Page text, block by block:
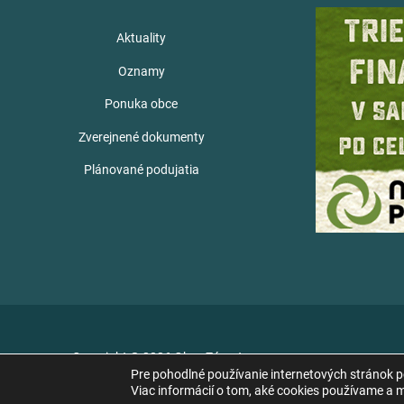
Aktuality
Oznamy
Ponuka obce
Zverejnené dokumenty
Plánované podujatia
Copyright © 2026 Obec Zámutov
Pre pohodlné používanie internetových stránok
Viac informácií o tom, aké cookies používame a